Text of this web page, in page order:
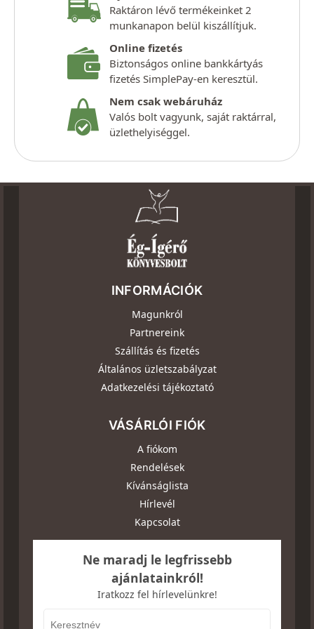
Raktáron lévő termékeinket 2
munkanapon belül kiszállítjuk.
Online fizetés
Biztonságos online bankkártyás
fizetés SimplePay-en keresztül.
Nem csak webáruház
Valós bolt vagyunk, saját raktárral,
üzlethelyiséggel.
INFORMÁCIÓK
Magunkról
Partnereink
Szállítás és fizetés
Általános üzletszabályzat
Adatkezelési tájékoztató
VÁSÁRLÓI FIÓK
A fiókom
Rendelések
Kívánságlista
Hírlevél
Kapcsolat
Ne maradj le legfrissebb
ajánlatainkról!
Iratkozz fel hírlevelünkre!